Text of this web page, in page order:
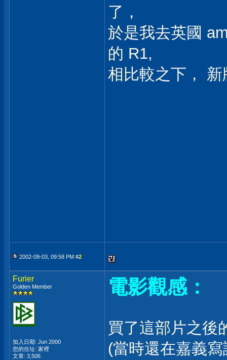
了，
於是我去英國
的 R1,
相比較之下，
2002-09-03, 09:58 PM #2
Furier
Golden Member
加入日期: Jun 2000
您的住址: 家裡
文章: 3,506
電影觀感：
買了這部片之後
(當時還在嘉義寫